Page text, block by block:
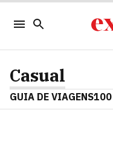
Casual
GUIA DE VIAGENS100